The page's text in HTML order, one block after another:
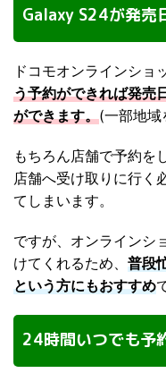
Galaxy S24が発売
ドコモオンラインショ
う予約ができれば発売
ができます。(一部地域
もちろん店舗で予約を
店舗へ受け取りに行く
てしまいます。
ですが、オンラインシ
けてくれるため、 普段
という方にもおすすめ
24時間いつでも予